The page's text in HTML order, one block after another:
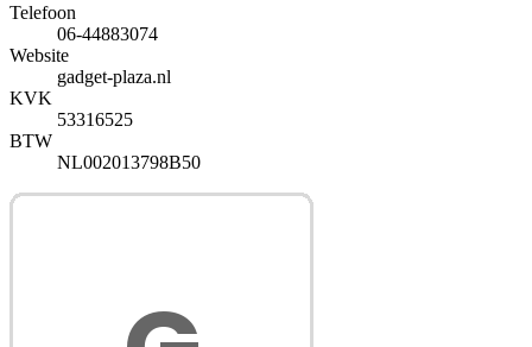
Telefoon
06-44883074
Website
gadget-plaza.nl
KVK
53316525
BTW
NL002013798B50